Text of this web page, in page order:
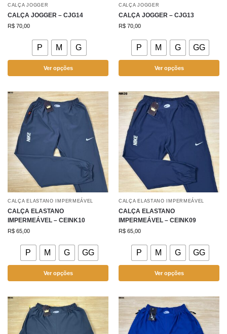
CALÇA JOGGER
CALÇA JOGGER – CJG14
R$ 70,00
P M G
Ver opções
CALÇA JOGGER
CALÇA JOGGER – CJG13
R$ 70,00
P M G GG
Ver opções
CALÇA ELASTANO IMPERMEÁVEL
CALÇA ELASTANO
IMPERMEÁVEL – CEINK10
R$ 65,00
P M G GG
Ver opções
CALÇA ELASTANO IMPERMEÁVEL
CALÇA ELASTANO
IMPERMEÁVEL – CEINK09
R$ 65,00
P M G GG
Ver opções